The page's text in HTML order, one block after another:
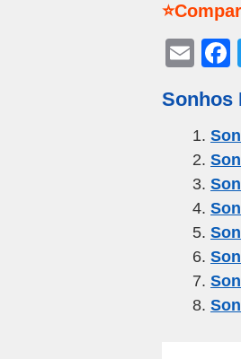
E
ail
Sonhos